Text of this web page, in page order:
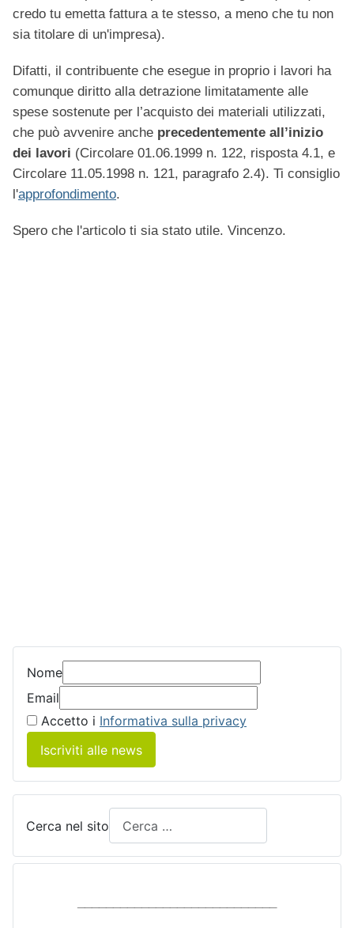
credo tu emetta fattura a te stesso, a meno che tu non
sia titolare di un'impresa).
Difatti, il contribuente che esegue in proprio i lavori ha
comunque diritto alla detrazione limitatamente alle
spese sostenute per l’acquisto dei materiali utilizzati,
che può avvenire anche precedentemente all’inizio
dei lavori (Circolare 01.06.1999 n. 122, risposta 4.1, e
Circolare 11.05.1998 n. 121, paragrafo 2.4). Ti consiglio
l'approfondimento.
Spero che l'articolo ti sia stato utile. Vincenzo.
Nome
Email
Accetto i Informativa sulla privacy
Iscriviti alle news
Cerca nel sito